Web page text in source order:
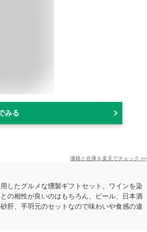
みる
価格と在庫を楽天でチェック >>
したグルメな燻製ギフトセット。ワインを染
の相性が良いのはもちろん、ビール、日本酒
肝、手羽元のセットなので味わいや食感の違